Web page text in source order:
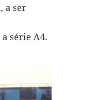
a ser
série A4.